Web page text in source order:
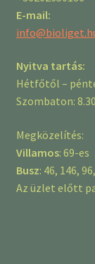
E-mail:
Nyitva tartás:
Hétfőtől –
Szombaton:
Megközelítés:
Villamos: 69-es
Busz: 46, 146,
Az üzlet előtt